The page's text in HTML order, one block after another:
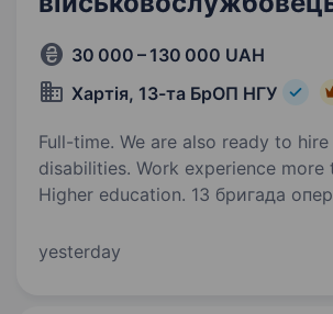
30 000 – 130 000 UAH
Хартія, 13-та БрОП НГУ
Full-time. We are also ready to
disabilities. Work experience more
Higher education. 13 бригада оперативного
відповідального фахівця, який
yesterday